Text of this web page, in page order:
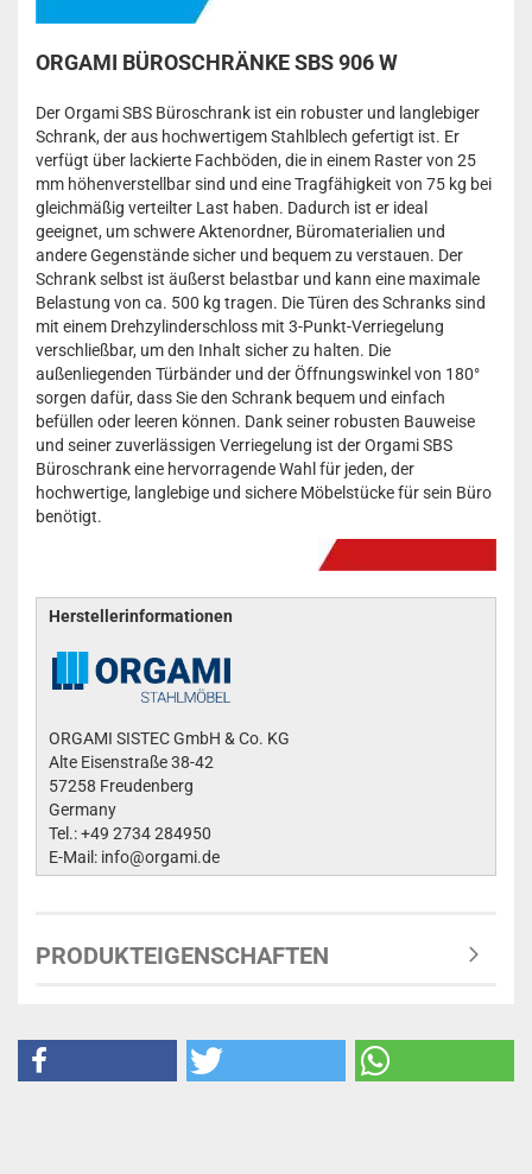
ORGAMI BÜROSCHRÄNKE SBS 906 W
Der Orgami SBS Büroschrank ist ein robuster und langlebiger
Schrank, der aus hochwertigem Stahlblech gefertigt ist. Er
verfügt über lackierte Fachböden, die in einem Raster von 25
mm höhenverstellbar sind und eine Tragfähigkeit von 75 kg bei
gleichmäßig verteilter Last haben. Dadurch ist er ideal
geeignet, um schwere Aktenordner, Büromaterialien und
andere Gegenstände sicher und bequem zu verstauen. Der
Schrank selbst ist äußerst belastbar und kann eine maximale
Belastung von ca. 500 kg tragen. Die Türen des Schranks sind
mit einem Drehzylinderschloss mit 3-Punkt-Verriegelung
verschließbar, um den Inhalt sicher zu halten. Die
außenliegenden Türbänder und der Öffnungswinkel von 180°
sorgen dafür, dass Sie den Schrank bequem und einfach
befüllen oder leeren können. Dank seiner robusten Bauweise
und seiner zuverlässigen Verriegelung ist der Orgami SBS
Büroschrank eine hervorragende Wahl für jeden, der
hochwertige, langlebige und sichere Möbelstücke für sein Büro
benötigt.
Herstellerinformationen
ORGAMI SISTEC GmbH & Co. KG
Alte Eisenstraße 38-42
57258 Freudenberg
Germany
Tel.: +49 2734 284950
E-Mail: info@orgami.de
PRODUKTEIGENSCHAFTEN